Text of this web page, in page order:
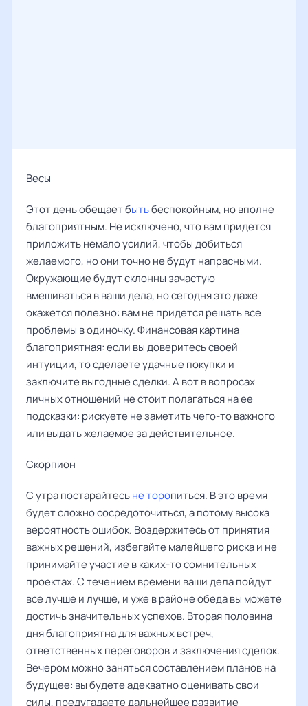
Весы
Этот день обещает бытьбеспокойным, но вполне
благоприятным. Не исключено, что вам придется
приложить немало усилий, чтобы добиться
желаемого, но они точно не будут напрасными.
Окружающие будут склонны зачастую
вмешиваться в ваши дела, но сегодня это даже
окажется полезно: вам не придется решать все
проблемы в одиночку. Финансовая картина
благоприятная: если вы доверитесь своей
интуиции, то сделаете удачные покупки и
заключите выгодные сделки. А вот в вопросах
личных отношений не стоит полагаться на ее
подсказки: рискуете не заметить чего-то важного
или выдать желаемое за действительное.
Скорпион
С утра постарайтесьне торопиться. В это время
будет сложно сосредоточиться, а потому высока
вероятность ошибок. Воздержитесь от принятия
важных решений, избегайте малейшего риска и не
принимайте участие в каких-то сомнительных
проектах. С течением времени ваши дела пойдут
все лучше и лучше, и уже в районе обеда вы можете
достичь значительных успехов. Вторая половина
дня благоприятна для важных встреч,
ответственных переговоров и заключения сделок.
Вечером можно заняться составлением планов на
будущее: вы будете адекватно оценивать свои
силы, предугадаете дальнейшее развитие